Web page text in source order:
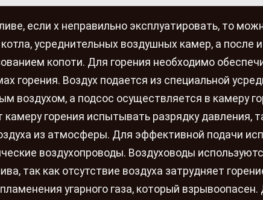
если х неправильно эксплуатировать, то
усреднительных воздушных камер, а после
копоти. Для горения необходимо
горения. Воздух подается из специальной
воздухом, а подсос осуществляется в камеру
камеру горения испытывать разрядку давления,
из атмосферы. Для эффективной подачи
воздухопроводы. Воздуховоды
так как отсутствие воздуха затрудняет
угарного газа, который взрывоопасен.